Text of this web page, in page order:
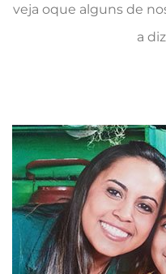
veja oque alguns de
a